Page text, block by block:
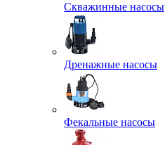
Скважинные насосы
Дренажные насосы
Фекальные насосы